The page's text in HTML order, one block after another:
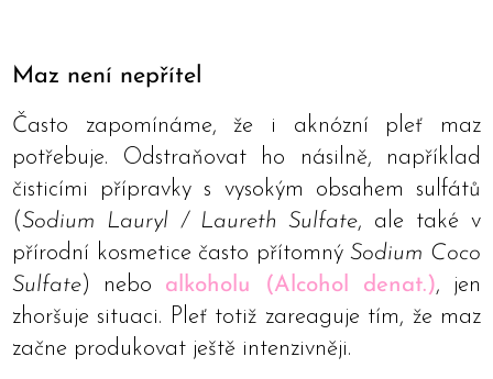
Maz není nepřítel
Často zapomínáme, že i aknózní pleť maz
potřebuje. Odstraňovat ho násilně, například
čisticími přípravky s vysokým obsahem sulfátů
(Sodium Lauryl / Laureth Sulfate, ale také v
přírodní kosmetice často přítomnýSodium Coco
Sulfate) nebo alkoholu (Alcohol denat.), jen
zhoršuje situaci. Pleť totiž zareaguje tím, že maz
začne produkovat ještě intenzivněji.